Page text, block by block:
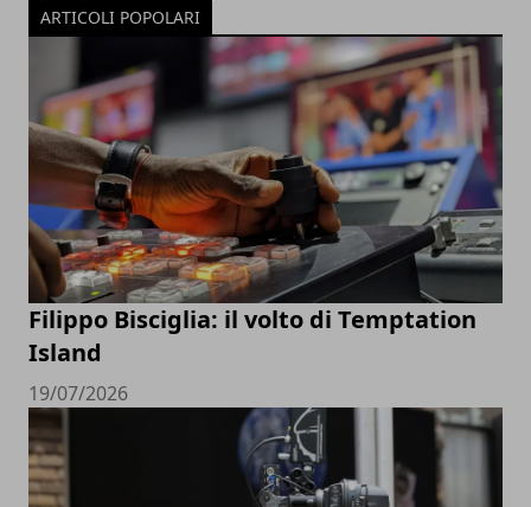
ARTICOLI POPOLARI
Filippo Bisciglia: il volto di Temptation
Island
19/07/2026